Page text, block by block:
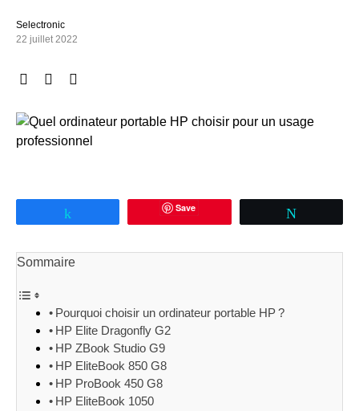
Selectronic
22 juillet 2022
Save
Sommaire
Pourquoi choisir un ordinateur portable HP ?
HP Elite Dragonfly G2
HP ZBook Studio G9
HP EliteBook 850 G8
HP ProBook 450 G8
HP EliteBook 1050